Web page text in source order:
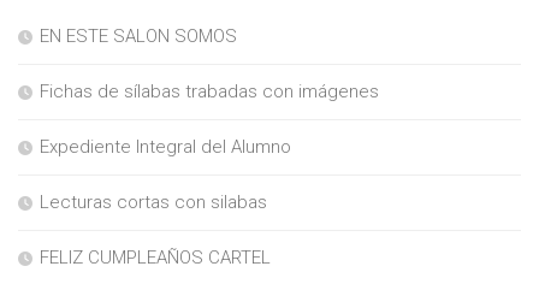
EN ESTE SALON SOMOS
Fichas de sílabas trabadas con imágenes
Expediente Integral del Alumno
Lecturas cortas con silabas
FELIZ CUMPLEAÑOS CARTEL